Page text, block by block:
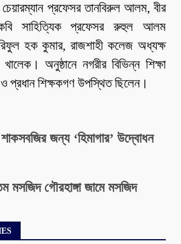
চেয়ারম্যান প্রফেসর তানবিরুল আলম, বীর
সাহিত্যিক প্রফেসর রুহুল আলম
হক কুমার, রাজশাহী কলেজ অধ্যক্ষ
অনুষ্ঠানে নগরীর বিভিন্ন শিক্ষা
ও প্রধান শিক্ষকগণ উপস্থিত ছিলেন।
জন্য ‘হিমাগার’ উদ্বোধন
মসজিদ গৌরহাঙ্গা জামে মসজিদ